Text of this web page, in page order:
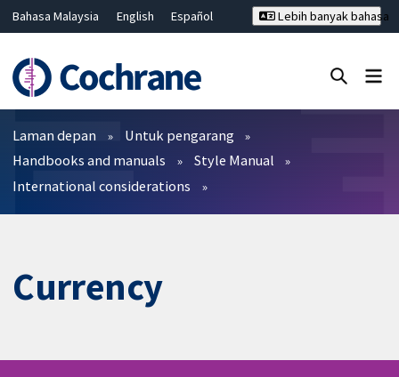
Bahasa Malaysia English
Español
Hrvatski
Deutsch ไทย
繁體中文
简体中文
Lebih banyak bahasa
Penapis
Laman depan
Untuk pengarang
Handbooks and manuals
Style Manual
International considerations
Currency